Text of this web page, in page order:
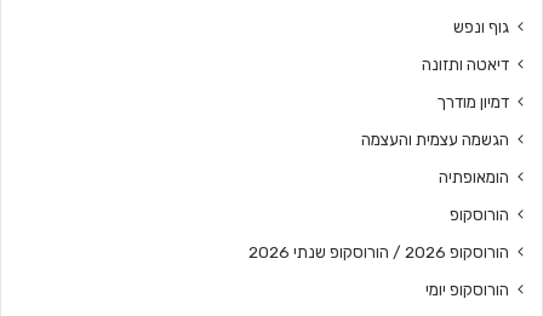
גוף ונפש
דיאטה ותזונה
דמיון מודרך
הגשמה עצמית והעצמה
הומאופתיה
הורוסקופ
הורוסקופ 2026 / הורוסקופ שנתי 2026
הורוסקופ יומי